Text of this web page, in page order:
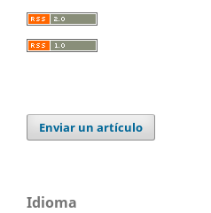
Enviar un artículo
Idioma